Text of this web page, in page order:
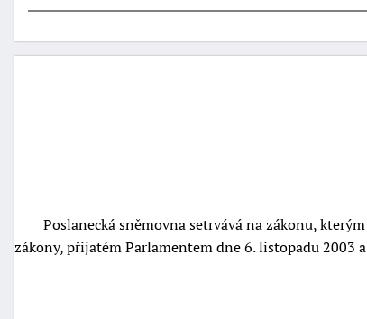
Poslanecká sněmovna setrvává na zákonu, kterým
zákony, přijatém Parlamentem dne 6. listopadu 2003